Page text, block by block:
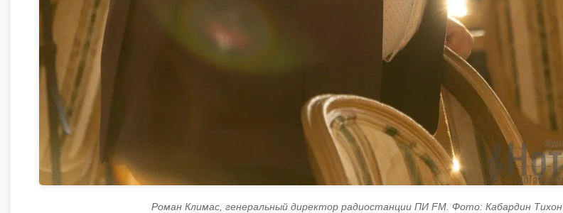
Роман Климас, генеральный директор радиостанции ПИ FM. Фото: Кабардин Тихон